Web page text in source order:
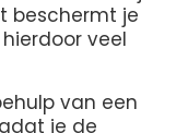
beschermt je
veel
van een
je de